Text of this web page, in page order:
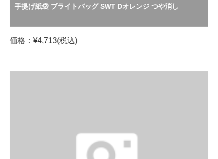
手提げ紙袋 ブライトバッグ SWT Dオレンジ つや消し
価格：¥4,713(税込)